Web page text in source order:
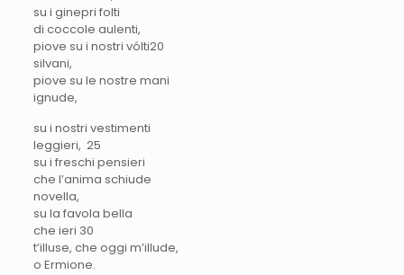
su i ginepri folti
di coccole aulenti,
piove su i nostri vólti20
silvani,
piove su le nostre mani
ignude,
su i nostri vestimenti
leggieri, 25
su i freschi pensieri
che l’anima schiude
novella,
su la favola bella
che ieri 30
t’illuse, che oggi m’illude,
o Ermione.